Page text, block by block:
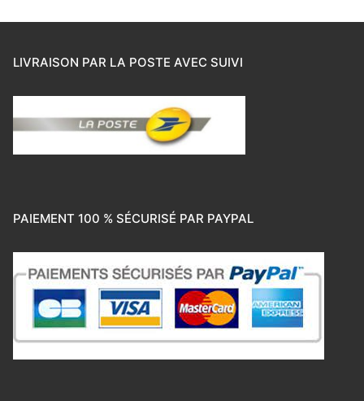
LIVRAISON PAR LA POSTE AVEC SUIVI
PAIEMENT 100 % SÉCURISÉ PAR PAYPAL